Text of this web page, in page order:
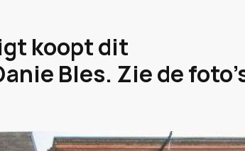
koopt dit
Bles. Zie de